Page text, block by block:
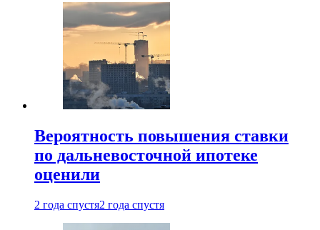
Вероятность повышения ставки
по дальневосточной ипотеке
оценили
2 года спустя2 года спустя